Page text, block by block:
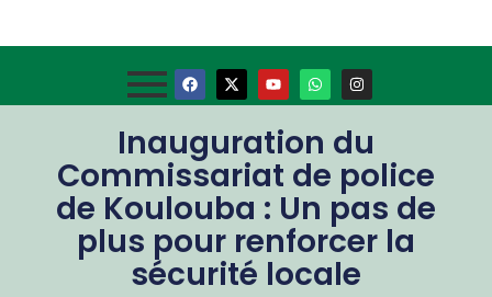
Inauguration du
Commissariat de police
de Koulouba : Un pas de
plus pour renforcer la
sécurité locale